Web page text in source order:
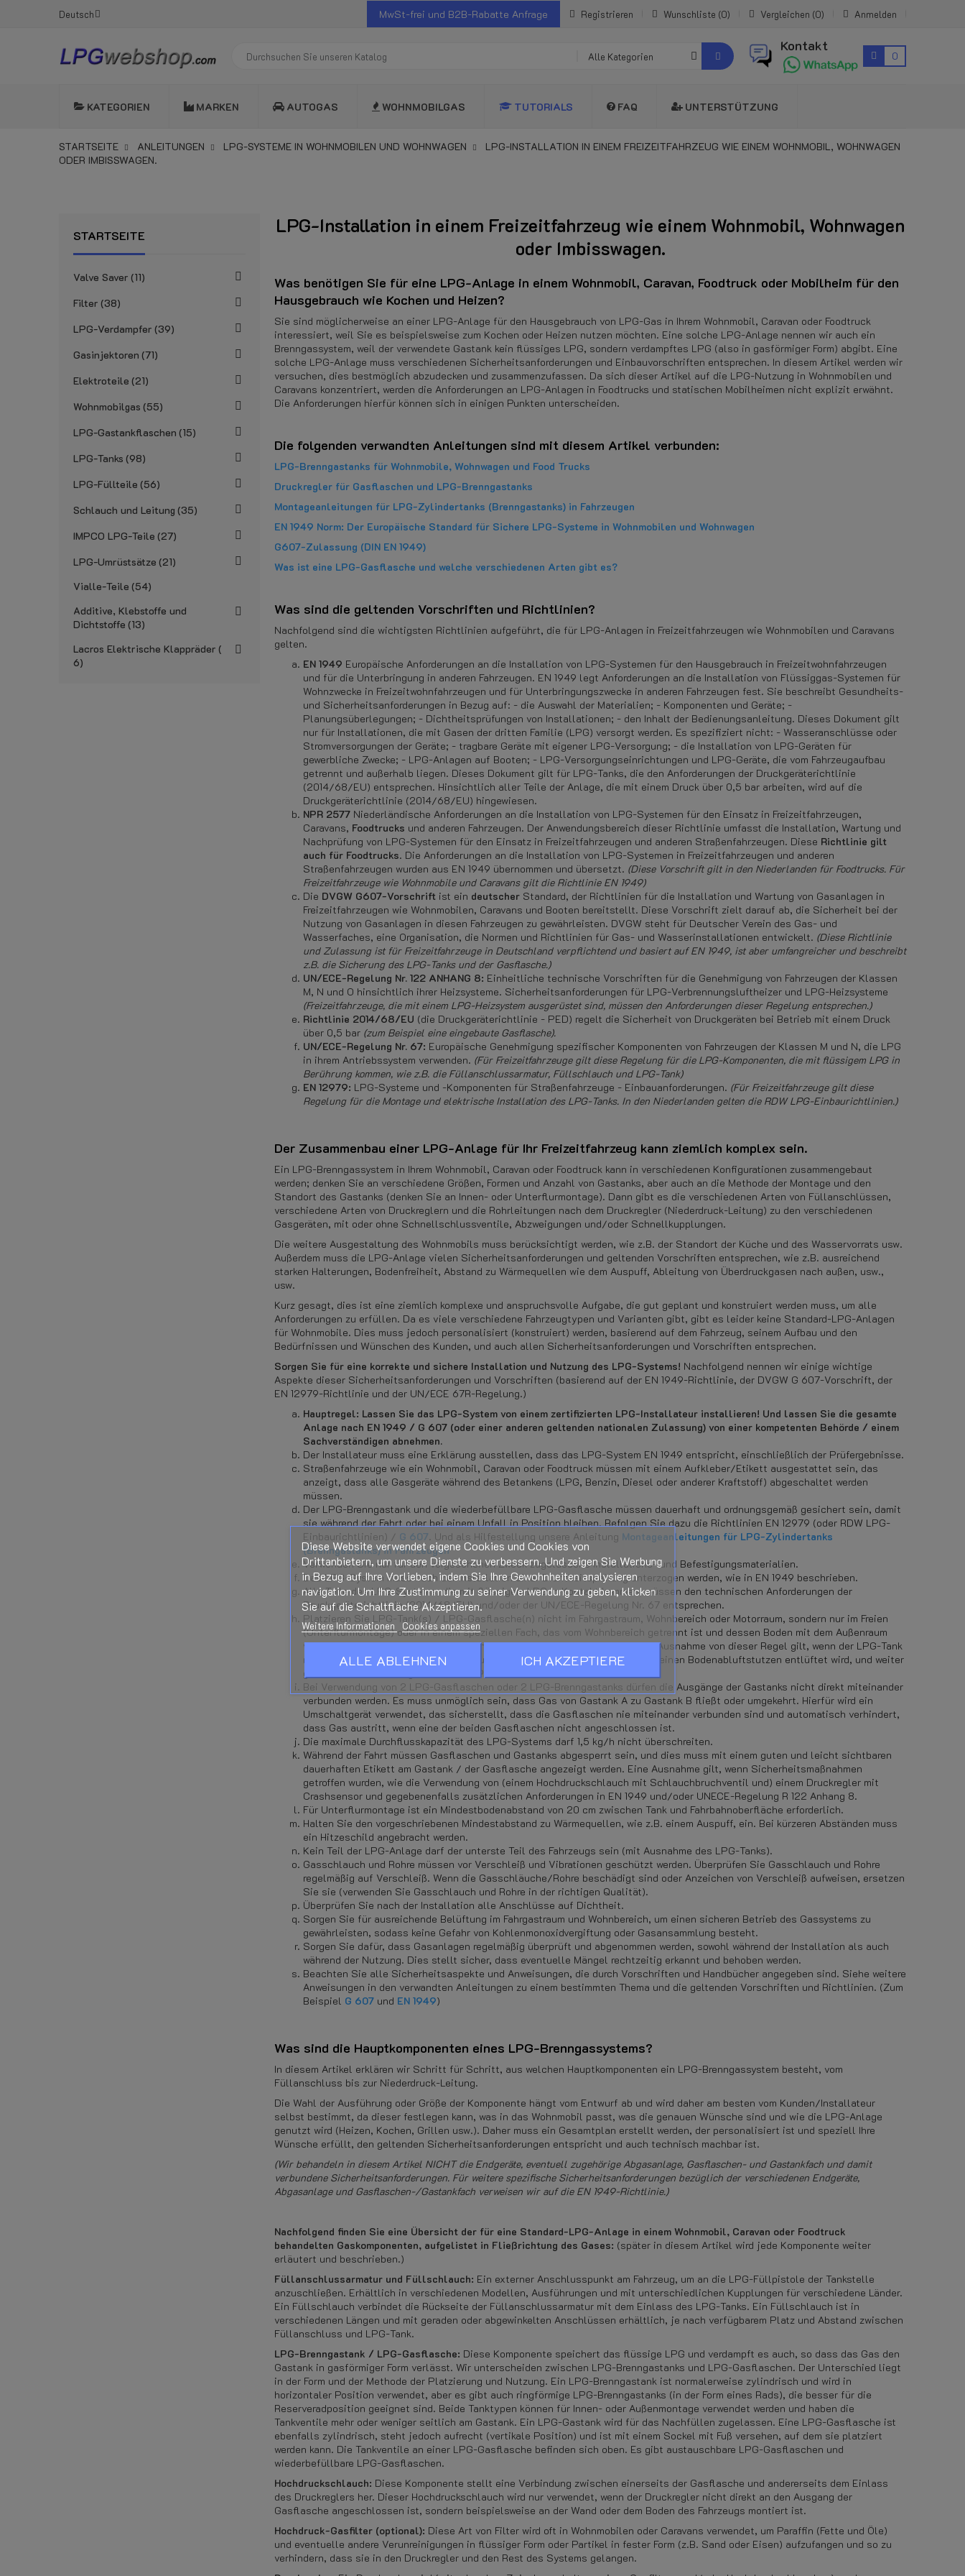
Deutsch MwSt-frei und B2B-Rabatte Anfrage Registrieren Wunschliste 0 Vergleichen 0 Anmelden
Alle Kategorien
Kontakt
0
KATEGORIEN MARKEN AUTOGAS WOHNMOBILGAS TUTORIALS FAQ UNTERSTÜTZUNG
STARTSEITE ANLEITUNGEN LPG-SYSTEME IN WOHNMOBILEN UND WOHNWAGEN
LPG-INSTALLATION IN EINEM FREIZEITFAHRZEUG WIE EINEM WOHNMOBIL, WOHNWAGEN
ODER IMBISSWAGEN.
STARTSEITE
Valve Saver 11
Filter 38
LPG-Verdampfer 39
Gasinjektoren 71
Elektroteile 21
Wohnmobilgas 55
LPG-Gastankflaschen 15
LPG-Tanks 98
LPG-Füllteile 56
Schlauch und Leitung 35
IMPCO LPG-Teile 27
LPG-Umrüstsätze 21
Vialle-Teile 54
Additive, Klebstoffe und
Dichtstoffe 13
Lacros Elektrische Klappräder
6
LPG-Installation in einem Freizeitfahrzeug wie einem Wohnmobil, Wohnwagen
oder Imbisswagen.
Was benötigen Sie für eine LPG-Anlage in einem Wohnmobil, Caravan, Foodtruck oder Mobilheim für den
Hausgebrauch wie Kochen und Heizen?
Sie sind möglicherweise an einer LPG-Anlage für den Hausgebrauch von LPG-Gas in Ihrem Wohnmobil, Caravan oder Foodtruck
interessiert, weil Sie es beispielsweise zum Kochen oder Heizen nutzen möchten. Eine solche LPG-Anlage nennen wir auch ein
Brenngassystem, weil der verwendete Gastank kein flüssiges LPG, sondern verdampftes LPG (also in gasförmiger Form) abgibt. Eine
solche LPG-Anlage muss verschiedenen Sicherheitsanforderungen und Einbauvorschriften entsprechen. In diesem Artikel werden wir
versuchen, dies bestmöglich abzudecken und zusammenzufassen. Da sich dieser Artikel auf die LPG-Nutzung in Wohnmobilen und
Caravans konzentriert, werden die Anforderungen an LPG-Anlagen in Foodtrucks und statischen Mobilheimen nicht explizit erwähnt.
Die Anforderungen hierfür können sich in einigen Punkten unterscheiden.
Die folgenden verwandten Anleitungen sind mit diesem Artikel verbunden:
LPG-Brenngastanks für Wohnmobile, Wohnwagen und Food Trucks
Druckregler für Gasflaschen und LPG-Brenngastanks
Montageanleitungen für LPG-Zylindertanks (Brenngastanks) in Fahrzeugen
EN 1949 Norm: Der Europäische Standard für Sichere LPG-Systeme in Wohnmobilen und Wohnwagen
G607-Zulassung (DIN EN 1949)
Was ist eine LPG-Gasflasche und welche verschiedenen Arten gibt es?
Was sind die geltenden Vorschriften und Richtlinien?
Nachfolgend sind die wichtigsten Richtlinien aufgeführt, die für LPG-Anlagen in Freizeitfahrzeugen wie Wohnmobilen und Caravans
gelten.
EN 1949 Europäische Anforderungen an die Installation von LPG-Systemen für den Hausgebrauch in Freizeitwohnfahrzeugen
und für die Unterbringung in anderen Fahrzeugen. EN 1949 legt Anforderungen an die Installation von Flüssiggas-Systemen für
Wohnzwecke in Freizeitwohnfahrzeugen und für Unterbringungszwecke in anderen Fahrzeugen fest. Sie beschreibt Gesundheits-
und Sicherheitsanforderungen in Bezug auf: - die Auswahl der Materialien; - Komponenten und Geräte; -
Planungsüberlegungen; - Dichtheitsprüfungen von Installationen; - den Inhalt der Bedienungsanleitung. Dieses Dokument gilt
nur für Installationen, die mit Gasen der dritten Familie (LPG) versorgt werden. Es spezifiziert nicht: - Wasseranschlüsse oder
Stromversorgungen der Geräte; - tragbare Geräte mit eigener LPG-Versorgung; - die Installation von LPG-Geräten für
gewerbliche Zwecke; - LPG-Anlagen auf Booten; - LPG-Versorgungseinrichtungen und LPG-Geräte, die vom Fahrzeugaufbau
getrennt und außerhalb liegen. Dieses Dokument gilt für LPG-Tanks, die den Anforderungen der Druckgeräterichtlinie
(2014/68/EU) entsprechen. Hinsichtlich aller Teile der Anlage, die mit einem Druck über 0,5 bar arbeiten, wird auf die
Druckgeräterichtlinie (2014/68/EU) hingewiesen.
NPR 2577 Niederländische Anforderungen an die Installation von LPG-Systemen für den Einsatz in Freizeitfahrzeugen,
Caravans, Foodtrucks und anderen Fahrzeugen. Der Anwendungsbereich dieser Richtlinie umfasst die Installation, Wartung und
Nachprüfung von LPG-Systemen für den Einsatz in Freizeitfahrzeugen und anderen Straßenfahrzeugen. Diese Richtlinie gilt
auch für Foodtrucks. Die Anforderungen an die Installation von LPG-Systemen in Freizeitfahrzeugen und anderen
Straßenfahrzeugen wurden aus EN 1949 übernommen und übersetzt. (Diese Vorschrift gilt in den Niederlanden für Foodtrucks. Für
Freizeitfahrzeuge wie Wohnmobile und Caravans gilt die Richtlinie EN 1949)
Die DVGW G607-Vorschrift ist ein deutscher Standard, der Richtlinien für die Installation und Wartung von Gasanlagen in
Freizeitfahrzeugen wie Wohnmobilen, Caravans und Booten bereitstellt. Diese Vorschrift zielt darauf ab, die Sicherheit bei der
Nutzung von Gasanlagen in diesen Fahrzeugen zu gewährleisten. DVGW steht für Deutscher Verein des Gas- und
Wasserfaches, eine Organisation, die Normen und Richtlinien für Gas- und Wasserinstallationen entwickelt. (Diese Richtlinie
und Zulassung ist für Freizeitfahrzeuge in Deutschland verpflichtend und basiert auf EN 1949, ist aber umfangreicher und beschreibt
z.B. die Sicherung des LPG-Tanks und der Gasflasche.)
UN/ECE-Regelung Nr. 122 ANHANG 8: Einheitliche technische Vorschriften für die Genehmigung von Fahrzeugen der Klassen
M, N und O hinsichtlich ihrer Heizsysteme. Sicherheitsanforderungen für LPG-Verbrennungsluftheizer und LPG-Heizsysteme
(Freizeitfahrzeuge, die mit einem LPG-Heizsystem ausgerüstet sind, müssen den Anforderungen dieser Regelung entsprechen.)
Richtlinie 2014/68/EU (die Druckgeräterichtlinie - PED) regelt die Sicherheit von Druckgeräten bei Betrieb mit einem Druck
über 0,5 bar (zum Beispiel eine eingebaute Gasflasche).
UN/ECE-Regelung Nr. 67: Europäische Genehmigung spezifischer Komponenten von Fahrzeugen der Klassen M und N, die LPG
in ihrem Antriebssystem verwenden. (Für Freizeitfahrzeuge gilt diese Regelung für die LPG-Komponenten, die mit flüssigem LPG in
Berührung kommen, wie z.B. die Füllanschlussarmatur, Füllschlauch und LPG-Tank)
EN 12979: LPG-Systeme und -Komponenten für Straßenfahrzeuge - Einbauanforderungen. (Für Freizeitfahrzeuge gilt diese
Regelung für die Montage und elektrische Installation des LPG-Tanks. In den Niederlanden gelten die RDW LPG-Einbaurichtlinien.)
Der Zusammenbau einer LPG-Anlage für Ihr Freizeitfahrzeug kann ziemlich komplex sein.
Ein LPG-Brenngassystem in Ihrem Wohnmobil, Caravan oder Foodtruck kann in verschiedenen Konfigurationen zusammengebaut
werden; denken Sie an verschiedene Größen, Formen und Anzahl von Gastanks, aber auch an die Methode der Montage und den
Standort des Gastanks (denken Sie an Innen- oder Unterflurmontage). Dann gibt es die verschiedenen Arten von Füllanschlüssen,
verschiedene Arten von Druckreglern und die Rohrleitungen nach dem Druckregler (Niederdruck-Leitung) zu den verschiedenen
Gasgeräten, mit oder ohne Schnellschlussventile, Abzweigungen und/oder Schnellkupplungen.
Die weitere Ausgestaltung des Wohnmobils muss berücksichtigt werden, wie z.B. der Standort der Küche und des Wasservorrats usw.
Außerdem muss die LPG-Anlage vielen Sicherheitsanforderungen und geltenden Vorschriften entsprechen, wie z.B. ausreichend
starken Halterungen, Bodenfreiheit, Abstand zu Wärmequellen wie dem Auspuff, Ableitung von Überdruckgasen nach außen, usw.,
usw.
Kurz gesagt, dies ist eine ziemlich komplexe und anspruchsvolle Aufgabe, die gut geplant und konstruiert werden muss, um alle
Anforderungen zu erfüllen. Da es viele verschiedene Fahrzeugtypen und Varianten gibt, gibt es leider keine Standard-LPG-Anlagen
für Wohnmobile. Dies muss jedoch personalisiert (konstruiert) werden, basierend auf dem Fahrzeug, seinem Aufbau und den
Bedürfnissen und Wünschen des Kunden, und auch allen Sicherheitsanforderungen und Vorschriften entsprechen.
Sorgen Sie für eine korrekte und sichere Installation und Nutzung des LPG-Systems! Nachfolgend nennen wir einige wichtige
Aspekte dieser Sicherheitsanforderungen und Vorschriften (basierend auf der EN 1949-Richtlinie, der DVGW G 607-Vorschrift, der
EN 12979-Richtlinie und der UN/ECE 67R-Regelung.)
Hauptregel: Lassen Sie das LPG-System von einem zertifizierten LPG-Installateur installieren! Und lassen Sie die gesamte
Anlage nach EN 1949 / G 607 (oder einer anderen geltenden nationalen Zulassung) von einer kompetenten Behörde / einem
Sachverständigen abnehmen.
Der Installateur muss eine Erklärung ausstellen, dass das LPG-System EN 1949 entspricht, einschließlich der Prüfergebnisse.
Straßenfahrzeuge wie ein Wohnmobil, Caravan oder Foodtruck müssen mit einem Aufkleber/Etikett ausgestattet sein, das
anzeigt, dass alle Gasgeräte während des Betankens (LPG, Benzin, Diesel oder anderer Kraftstoff) abgeschaltet werden
müssen.
Der LPG-Brenngastank und die wiederbefüllbare LPG-Gasflasche müssen dauerhaft und ordnungsgemäß gesichert sein, damit
sie während der Fahrt oder bei einem Unfall in Position bleiben. Befolgen Sie dazu die Richtlinien EN 12979 (oder RDW LPG-
Einbaurichtlinien) / G 607. Und als Hilfestellung unsere Anleitung Montageanleitungen für LPG-Zylindertanks
(Brenngastanks) in Fahrzeugen
Verwenden Sie nur für den vorgesehenen Zweck zugelassene Installations- und Befestigungsmaterialien.
Das LPG-System muss nach der Installation einer Dichtheitsprüfung unterzogen werden, wie in EN 1949 beschrieben.
Alle Teile des LPG-Systems, die mit flüssigem LPG in Kontakt kommen, müssen den technischen Anforderungen der
Druckgeräterichtlinie (2014/68/EU) und/oder der UN/ECE-Regelung Nr. 67 entsprechen.
Platzieren Sie LPG-Tank(s) / LPG-Gasflasche(n) nicht im Fahrgastraum, Wohnbereich oder Motorraum, sondern nur im Freien
(Unterflurmontage) oder in einem speziellen Fach, das vom Wohnbereich getrennt ist und dessen Boden mit dem Außenraum
verbunden/entlüftet ist und andere Anforderungen in EN 1949 erfüllt. Eine Ausnahme von dieser Regel gilt, wenn der LPG-Tank
mit einem Armaturenkasten versehen und über eine Entlüftungsleitung und einen Bodenabluftstutzen entlüftet wird, und weiter
gemäß den Anforderungen in EN 12979.
Bei Verwendung von 2 LPG-Gasflaschen oder 2 LPG-Brenngastanks dürfen die Ausgänge der Gastanks nicht direkt miteinander
verbunden werden. Es muss unmöglich sein, dass Gas von Gastank A zu Gastank B fließt oder umgekehrt. Hierfür wird ein
Umschaltgerät verwendet, das sicherstellt, dass die Gasflaschen nie miteinander verbunden sind und automatisch verhindert,
dass Gas austritt, wenn eine der beiden Gasflaschen nicht angeschlossen ist.
Die maximale Durchflusskapazität des LPG-Systems darf 1,5 kg/h nicht überschreiten.
Während der Fahrt müssen Gasflaschen und Gastanks abgesperrt sein, und dies muss mit einem guten und leicht sichtbaren
dauerhaften Etikett am Gastank / der Gasflasche angezeigt werden. Eine Ausnahme gilt, wenn Sicherheitsmaßnahmen
getroffen wurden, wie die Verwendung von (einem Hochdruckschlauch mit Schlauchbruchventil und) einem Druckregler mit
Crashsensor und gegebenenfalls zusätzlichen Anforderungen in EN 1949 und/oder UNECE-Regelung R 122 Anhang 8.
Für Unterflurmontage ist ein Mindestbodenabstand von 20 cm zwischen Tank und Fahrbahnoberfläche erforderlich.
Halten Sie den vorgeschriebenen Mindestabstand zu Wärmequellen, wie z.B. einem Auspuff, ein. Bei kürzeren Abständen muss
ein Hitzeschild angebracht werden.
Kein Teil der LPG-Anlage darf der unterste Teil des Fahrzeugs sein (mit Ausnahme des LPG-Tanks).
Gasschlauch und Rohre müssen vor Verschleiß und Vibrationen geschützt werden. Überprüfen Sie Gasschlauch und Rohre
regelmäßig auf Verschleiß. Wenn die Gasschläuche/Rohre beschädigt sind oder Anzeichen von Verschleiß aufweisen, ersetzen
Sie sie (verwenden Sie Gasschlauch und Rohre in der richtigen Qualität).
Überprüfen Sie nach der Installation alle Anschlüsse auf Dichtheit.
Sorgen Sie für ausreichende Belüftung im Fahrgastraum und Wohnbereich, um einen sicheren Betrieb des Gassystems zu
gewährleisten, sodass keine Gefahr von Kohlenmonoxidvergiftung oder Gasansammlung besteht.
Sorgen Sie dafür, dass Gasanlagen regelmäßig überprüft und abgenommen werden, sowohl während der Installation als auch
während der Nutzung. Dies stellt sicher, dass eventuelle Mängel rechtzeitig erkannt und behoben werden.
Beachten Sie alle Sicherheitsaspekte und Anweisungen, die durch Vorschriften und Handbücher angegeben sind. Siehe weitere
Anweisungen in den verwandten Anleitungen zu einem bestimmten Thema und die geltenden Vorschriften und Richtlinien. (Zum
Beispiel G 607 und EN 1949)
Was sind die Hauptkomponenten eines LPG-Brenngassystems?
In diesem Artikel erklären wir Schritt für Schritt, aus welchen Hauptkomponenten ein LPG-Brenngassystem besteht, vom
Füllanschluss bis zur Niederdruck-Leitung.
Die Wahl der Ausführung oder Größe der Komponente hängt vom Entwurf ab und wird daher am besten vom Kunden/Installateur
selbst bestimmt, da dieser festlegen kann, was in das Wohnmobil passt, was die genauen Wünsche sind und wie die LPG-Anlage
genutzt wird (Heizen, Kochen, Grillen usw.). Daher muss ein Gesamtplan erstellt werden, der personalisiert ist und speziell Ihre
Wünsche erfüllt, den geltenden Sicherheitsanforderungen entspricht und auch technisch machbar ist.
(Wir behandeln in diesem Artikel NICHT die Endgeräte, eventuell zugehörige Abgasanlage, Gasflaschen- und Gastankfach und damit
verbundene Sicherheitsanforderungen. Für weitere spezifische Sicherheitsanforderungen bezüglich der verschiedenen Endgeräte,
Abgasanlage und Gasflaschen-/Gastankfach verweisen wir auf die EN 1949-Richtlinie.)
Nachfolgend finden Sie eine Übersicht der für eine Standard-LPG-Anlage in einem Wohnmobil, Caravan oder Foodtruck
behandelten Gaskomponenten, aufgelistet in Fließrichtung des Gases: (später in diesem Artikel wird jede Komponente weiter
erläutert und beschrieben.)
Füllanschlussarmatur und Füllschlauch: Ein externer Anschlusspunkt am Fahrzeug, um an die LPG-Füllpistole der Tankstelle
anzuschließen. Erhältlich in verschiedenen Modellen, Ausführungen und mit unterschiedlichen Kupplungen für verschiedene Länder.
Ein Füllschlauch verbindet die Rückseite der Füllanschlussarmatur mit dem Einlass des LPG-Tanks. Ein Füllschlauch ist in
verschiedenen Längen und mit geraden oder abgewinkelten Anschlüssen erhältlich, je nach verfügbarem Platz und Abstand zwischen
Füllanschluss und LPG-Tank.
LPG-Brenngastank / LPG-Gasflasche: Diese Komponente speichert das flüssige LPG und verdampft es auch, so dass das Gas den
Gastank in gasförmiger Form verlässt. Wir unterscheiden zwischen LPG-Brenngastanks und LPG-Gasflaschen. Der Unterschied liegt
in der Form und der Methode der Platzierung und Nutzung. Ein LPG-Brenngastank ist normalerweise zylindrisch und wird in
horizontaler Position verwendet, aber es gibt auch ringförmige LPG-Brenngastanks (in der Form eines Rads), die besser für die
Reserveradposition geeignet sind. Beide Tanktypen können für Innen- oder Außenmontage verwendet werden und haben die
Tankventile mehr oder weniger seitlich am Gastank. Ein LPG-Gastank wird für das Nachfüllen zugelassen. Eine LPG-Gasflasche ist
ebenfalls zylindrisch, steht jedoch aufrecht (vertikale Position) und ist mit einem Sockel mit Fuß versehen, auf dem sie platziert
werden kann. Die Tankventile an einer LPG-Gasflasche befinden sich oben. Es gibt austauschbare LPG-Gasflaschen und
wiederbefüllbare LPG-Gasflaschen.
Hochdruckschlauch: Diese Komponente stellt eine Verbindung zwischen einerseits der Gasflasche und andererseits dem Einlass
des Druckreglers her. Dieser Hochdruckschlauch wird nur verwendet, wenn der Druckregler nicht direkt an den Ausgang der
Gasflasche angeschlossen ist, sondern beispielsweise an der Wand oder dem Boden des Fahrzeugs montiert ist.
Hochdruck-Gasfilter (optional): Diese Art von Filter wird oft in Wohnmobilen oder Caravans verwendet, um Paraffin (Fette und Öle)
und eventuelle andere Verunreinigungen in flüssiger Form oder Partikel in fester Form (z.B. Sand oder Eisen) aufzufangen und so zu
verhindern, dass sie in den Druckregler und den Rest des Systems gelangen.
Diese Website verwendet eigene Cookies und Cookies von
Drittanbietern, um unsere Dienste zu verbessern. Und zeigen Sie Werbung
in Bezug auf Ihre Vorlieben, indem Sie Ihre Gewohnheiten analysieren
navigation. Um Ihre Zustimmung zu seiner Verwendung zu geben, klicken
Sie auf die Schaltfläche Akzeptieren.
Weitere Informationen Cookies anpassen
ALLE ABLEHNEN ICH AKZEPTIERE